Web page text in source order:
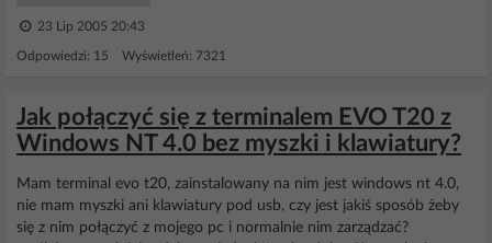
23 Lip 2005 20:43
Odpowiedzi: 15 Wyświetleń: 7321
Jak połączyć się z terminalem EVO T20 z
Windows NT 4.0 bez myszki i klawiatury?
Mam terminal evo t20, zainstalowany na nim jest windows nt 4.0,
nie mam myszki ani klawiatury pod usb, czy jest jakiś sposób żeby
się z nim połączyć z mojego pc i normalnie nim zarządzać?